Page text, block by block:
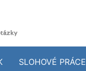
SLOHOVÉ PRÁCE